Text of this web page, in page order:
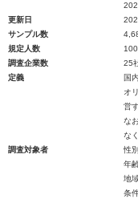
更新日
サンプル数
規定人数
調査企業数
25
定義
国
オ
営
な
な
調査対象者
性
年
地
条